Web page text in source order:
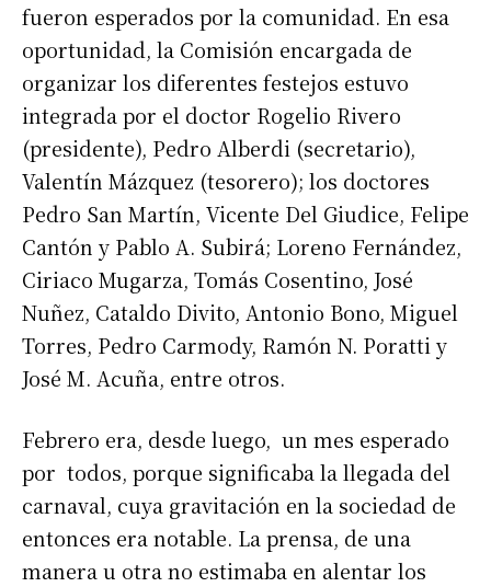
fueron esperados por la comunidad. En esa
oportunidad, la Comisión encargada de
organizar los diferentes festejos estuvo
integrada por el doctor Rogelio Rivero
(presidente), Pedro Alberdi (secretario),
Valentín Mázquez (tesorero); los doctores
Pedro San Martín, Vicente Del Giudice, Felipe
Cantón y Pablo A. Subirá; Loreno Fernández,
Ciriaco Mugarza, Tomás Cosentino, José
Nuñez, Cataldo Divito, Antonio Bono, Miguel
Torres, Pedro Carmody, Ramón N. Poratti y
José M. Acuña, entre otros.
Febrero era, desde luego, un mes esperado
por todos, porque significaba la llegada del
carnaval, cuya gravitación en la sociedad de
entonces era notable. La prensa, de una
manera u otra no estimaba en alentar los